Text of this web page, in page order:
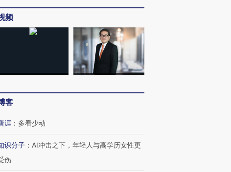
跨国走私7万
尿检体内含3种
术：是什么让中产们甘
心“花钱找虐”？
泽连斯基密集出访美英 索
要防空导弹“救急”
频
客
涯 ： 多看少动
识分子 ： AI冲击之下，年轻人与高学历女性更
伤